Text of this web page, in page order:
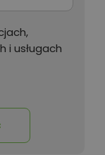
i usługach